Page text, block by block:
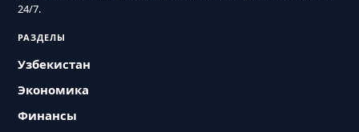
24/7.
РАЗДЕЛЫ
Узбекистан
Экономика
Финансы